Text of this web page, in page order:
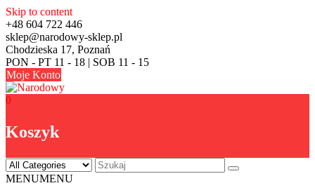
Skip to content
+48 604 722 446
sklep@narodowy-sklep.pl
Chodzieska 17, Poznań
PON - PT 11 - 18 | SOB 11 - 15
Moje Konto
0
Koszyk
MENUMENU